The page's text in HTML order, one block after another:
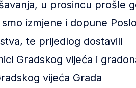
u prosincu prošle
izmjene i dopune
te prijedlog dostavili
Gradskog vijeća i
vijeća Grada